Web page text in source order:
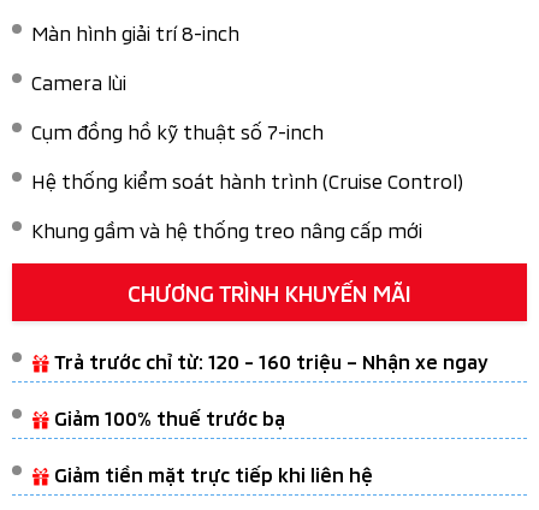
Màn hình giải trí 8-inch
Camera lùi​
Cụm đồng hồ kỹ thuật số 7-inch​
Hệ thống kiểm soát hành trình (Cruise Control)​
Khung gầm và hệ thống treo nâng cấp mới​
CHƯƠNG TRÌNH KHUYẾN MÃI
Trả trước chỉ từ: 120 - 160 triệu – Nhận xe ngay
Giảm 100% thuế trước bạ
Giảm tiền mặt trực tiếp khi liên hệ